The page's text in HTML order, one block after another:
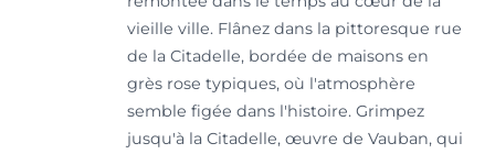
vieille ville. Flânez dans la pittoresque rue
de la Citadelle, bordée de maisons en
grès rose typiques, où l'atmosphère
semble figée dans l'histoire. Grimpez
jusqu'à la Citadelle, œuvre de Vauban, qui